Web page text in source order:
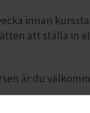
innan
att ställa in
är du